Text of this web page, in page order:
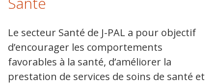
Le secteur Santé de J-PAL a pour objectif
d’encourager les comportements
favorables à la santé, d’améliorer la
prestation de services de soins de santé et